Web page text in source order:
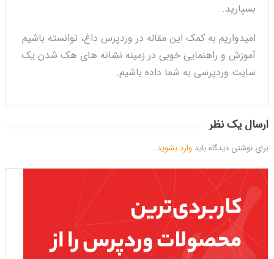
بسپارید.
امیدواریم به کمک این مقاله در وردپرس داغ، توانسته باشیم
آموزش و راهنمایی خوبی در زمینه نشانه های هک شدن یک
سایت وردپرسی به شما داده باشیم.
ارسال یک نظر
برای نوشتن دیدگاه باید وارد بشوید.